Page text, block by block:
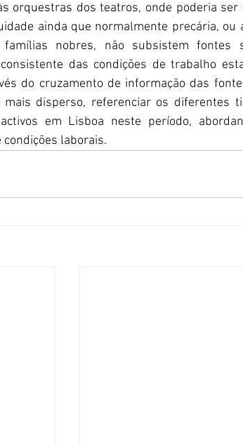
orquestras dos teatros, onde poderia
ainda que normalmente precária,
nobres, não subsistem fontes
das condições de trabalho
do cruzamento de informação das
mais disperso, referenciar os diferentes
em Lisboa neste período,
condições laborais.